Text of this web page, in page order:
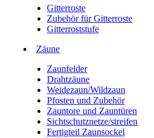
Gitterroste
Zubehör für Gitterroste
Gitterroststufe
Zäune
Zaunfelder
Drahtzäune
Weidezaun/Wildzaun
Pfosten und Zubehör
Zauntore und Zauntüren
Sichtschutznetze/streifen
Fertigteil Zaunsockel